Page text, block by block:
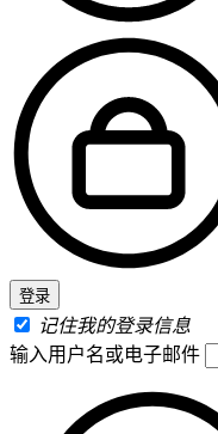
记住我的登录信息
输入用户名或电子邮件